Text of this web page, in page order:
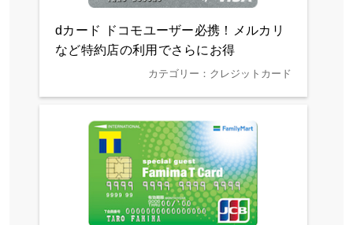
dカード ドコモユーザー必携！メルカリ
など特約店の利用でさらにお得
カテゴリー：クレジットカード